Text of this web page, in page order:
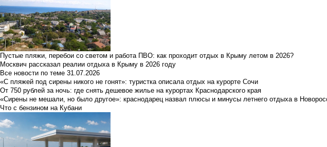
Пустые пляжи, перебои со светом и работа ПВО: как проходит отдых в Крыму летом в 2026?
Москвич рассказал реалии отдыха в Крыму в 2026 году
Все новости по теме 31.07.2026
«С пляжей под сирены никого не гонят»: туристка описала отдых на курорте Сочи
От 750 рублей за ночь: где снять дешевое жилье на курортах Краснодарского края
«Сирены не мешали, но было другое»: краснодарец назвал плюсы и минусы летнего отдыха в
Что с бензином на Кубани